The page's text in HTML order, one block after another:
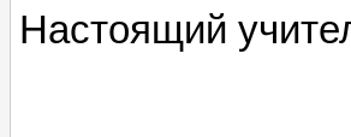
Настоящий